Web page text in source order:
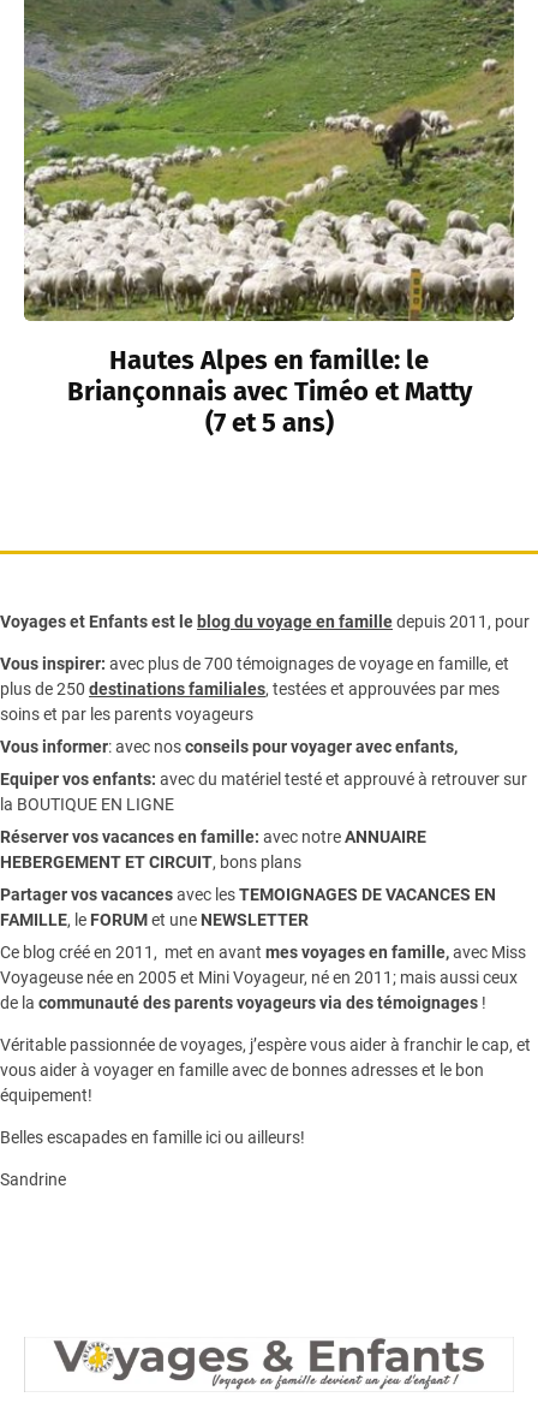
Hautes Alpes en famille: le
Briançonnais avec Timéo et Matty
(7 et 5 ans)
Voyages et Enfants est le blog du voyage en familledepuis 2011, pour
Vous inspirer: avec plus de 700 témoignages devoyage en famille, et
plus de 250 destinations familiales, testées et approuvées par mes
soins et par les parents voyageurs
Vous informer:avec nosconseils pour voyager avec enfants,
Equiper vos enfants: avec du matériel testé et approuvé à retrouver sur
la BOUTIQUE EN LIGNE
Réserver vos vacances en famille: avec notreANNUAIRE
HEBERGEMENT ET CIRCUIT, bons plans
Partager vos vacancesavec lesTEMOIGNAGES DE VACANCES EN
FAMILLE, le FORUMet une NEWSLETTER
Ce blog créé en 2011, met en avant mes voyages en famille,avec Miss
Voyageuse née en 2005 et Mini Voyageur, né en 2011; mais aussi ceux
de la communauté des parents voyageurs via des témoignages !
Véritable passionnée de voyages, j’espère vous aider à franchir le cap, et
vous aider à voyager en famille avec de bonnes adresses et le bon
équipement!
Belles escapades en famille ici ou ailleurs!
Sandrine